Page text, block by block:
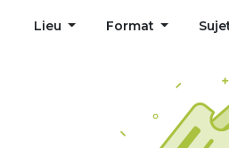
Lieu Format